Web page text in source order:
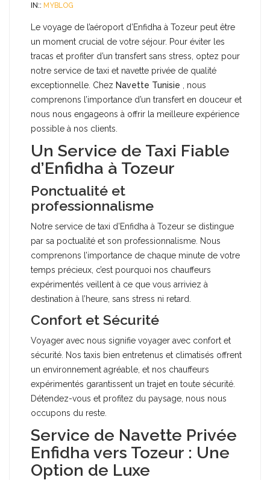
IN:: MYBLOG
Le voyage de l’aéroport d’Enfidha à Tozeur peut être
un moment crucial de votre séjour. Pour éviter les
tracas et profiter d’un transfert sans stress, optez pour
notre service de taxi et navette privée de qualité
exceptionnelle. Chez Navette Tunisie , nous
comprenons l’importance d’un transfert en douceur et
nous nous engageons à offrir la meilleure expérience
possible à nos clients.
Un Service de Taxi Fiable
d’Enfidha à Tozeur
Ponctualité et
professionnalisme
Notre service de taxi d’Enfidha à Tozeur se distingue
par sa poctualité et son professionnalisme. Nous
comprenons l’importance de chaque minute de votre
temps précieux, c’est pourquoi nos chauffeurs
expérimentés veillent à ce que vous arriviez à
destination à l’heure, sans stress ni retard.
Confort et Sécurité
Voyager avec nous signifie voyager avec confort et
sécurité. Nos taxis bien entretenus et climatisés offrent
un environnement agréable, et nos chauffeurs
expérimentés garantissent un trajet en toute sécurité.
Détendez-vous et profitez du paysage, nous nous
occupons du reste.
Service de Navette Privée
Enfidha vers Tozeur : Une
Option de Luxe